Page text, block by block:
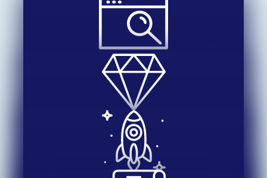
ТАРГЕТИРОВАНИЕ ДОЛЖНОСТИ
1. Заполнение заявки на подбор совместно с
2. Согласование стоимости и заключение
договора на подбор персонала с Клиентом.
3. Мониторинг разнообразия функционала
на подобной должности.
4. ЭКСКЛЮЗИВ: Экспертиза вакансии.
ОТБОР КАНДИДАТОВ
9. Сортировка и отбор откликов, прямой